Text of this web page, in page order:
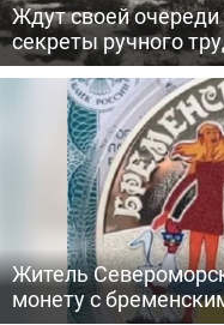
Ждут своей
секреты ручного
Житель
монету с